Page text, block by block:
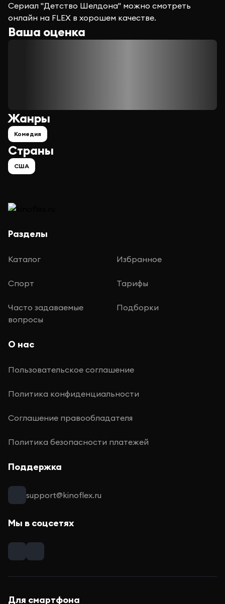
Сериал "Детство Шелдона" можно смотреть
онлайн на FLEX в хорошем качестве.
Ваша оценка
Страны
США
Жанры
Комедия
Разделы
Каталог Избранное
Спорт Тарифы
Часто задаваемые
вопросы
Подборки
О нас
Пользовательское соглашение
Политика конфиденциальности
Соглашение правообладателя
Политика безопасности платежей
Поддержка
support@kinoflex.ru
Мы в соцсетях
Для смартфона